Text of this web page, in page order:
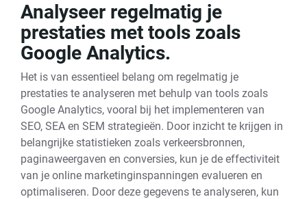
Analyseer regelmatig je
prestaties met tools zoals
Google Analytics.
Het is van essentieel belang om regelmatig je
prestaties te analyseren met behulp van tools zoals
Google Analytics, vooral bij het implementeren van
SEO, SEA en SEM strategieën. Door inzicht te krijgen in
belangrijke statistieken zoals verkeersbronnen,
paginaweergaven en conversies, kun je de effectiviteit
van je online marketinginspanningen evalueren en
optimaliseren. Door deze gegevens te analyseren, kun